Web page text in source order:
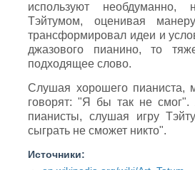
используют
Тэйтумом, оценивая
трансформировал идеи и
джазового пианино, то
подходящее слово.
Слушая хорошего пианиста,
говорят: "Я бы так не
пианисты, слушая игру
сыграть не сможет никто".
Источники: